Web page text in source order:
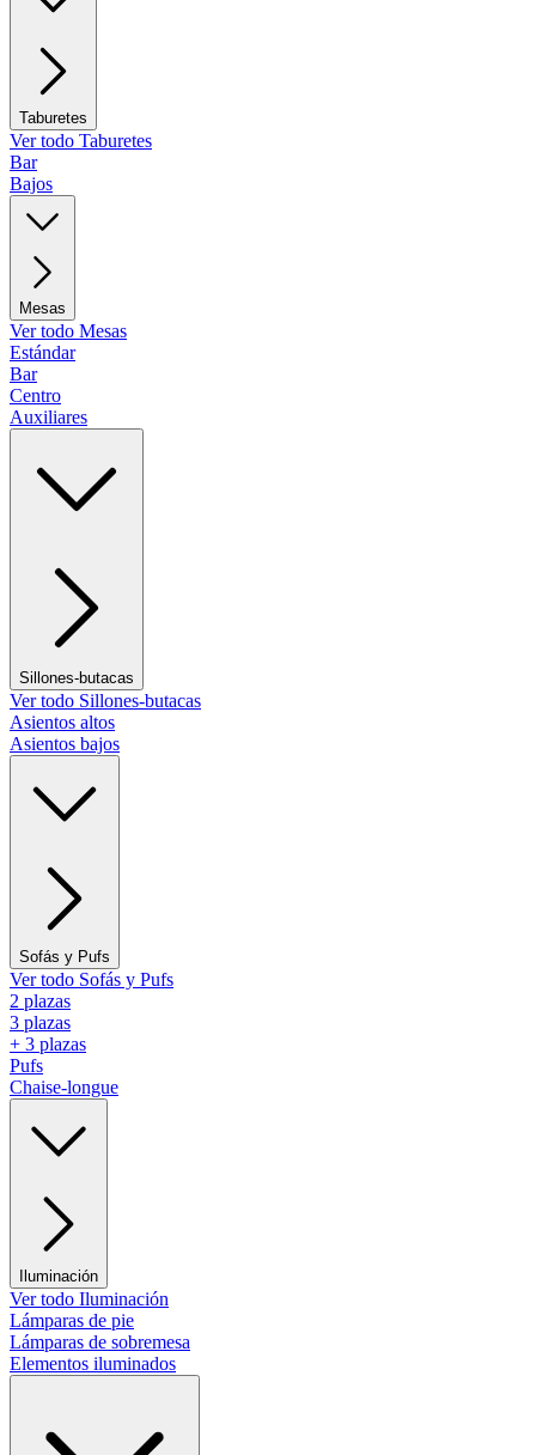
Taburetes
Ver todo Taburetes
Bar
Bajos
Mesas
Ver todo Mesas
Estándar
Bar
Centro
Auxiliares
Sillones-butacas
Ver todo Sillones-butacas
Asientos altos
Asientos bajos
Sofás y Pufs
Ver todo Sofás y Pufs
2 plazas
3 plazas
+ 3 plazas
Pufs
Chaise-longue
Iluminación
Ver todo Iluminación
Lámparas de pie
Lámparas de sobremesa
Elementos iluminados